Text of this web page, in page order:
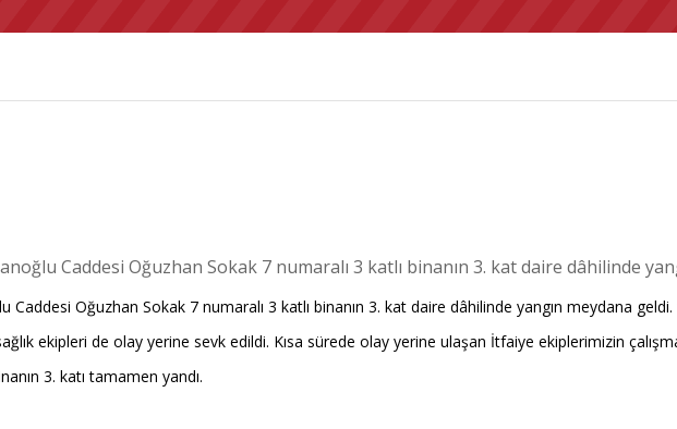
Caddesi Oğuzhan Sokak 7 numaralı 3 katlı binanın 3. kat daire dâhilinde
Caddesi Oğuzhan Sokak 7 numaralı 3 katlı binanın 3. kat daire dâhilinde yangın meydana
ekipleri de olay yerine sevk edildi. Kısa sürede olay yerine ulaşan İtfaiye ekiplerimizin
3. katı tamamen yandı.